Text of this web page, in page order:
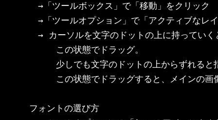
→「ツールボックス」で「移動」をクリック
→「ツールオプション」で「アクティブなレ
→ カーソルを文字のドットの上に持っていく
     この状態でドラッグ。
少しでも文字のドットの上からずれると
この状態でドラッグすると、メインの画
フォントの選び方